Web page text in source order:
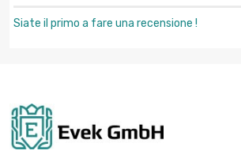
Siate il primo a fare una recensione !